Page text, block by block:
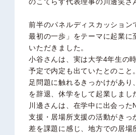
前半のパネルディスカッション
最初の一歩」をテーマに起業に
いただきました。
小谷さんは、実は大学4年生の
予定で内定も出ていたとのこと
足問題に触れるきっかけがあり
を辞退、休学をして起業しまし
川邊さんは、在学中に出会った
支援・居場所支援の活動がきっ
差を課題に感じ、地方での居場